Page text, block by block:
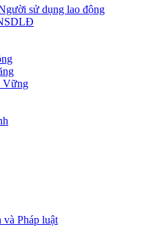
sử dụng lao động
Vững
Pháp luật